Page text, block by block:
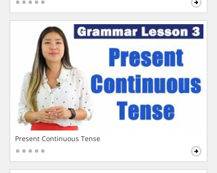
Present Continuous Tense